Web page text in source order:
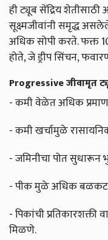
ही ट्यूब सेंद्रिय
सूक्ष्मजीवांनी समृद्ध
अधिक सोपी करते. फक्त
होते, जे ड्रीप सिंचन,
Progressive जीवामृत
- कमी वेळेत अधिक
- कमी खर्चामुळे
- जमिनीचा पोत सुधारून
- पीक मुळे अधिक बळकट
- पिकांची
मिळणे.